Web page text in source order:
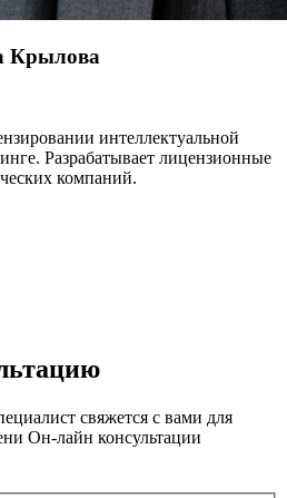
Крылова
интеллектуальной
Разрабатывает лицензионные
компаний.
свяжется с вами для
Он-лайн консультации